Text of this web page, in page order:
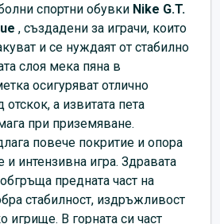
спортни обувки Nike G.T.
, създадени за играчи, които
и се нуждаят от стабилно
слоя мека пяна в
осигуряват отлично
а извитата пета
при приземяване.
повече покритие и опора
и интензивна игра. Здравата
предната част на
стабилност, издръжливост
игрище. В горната си част